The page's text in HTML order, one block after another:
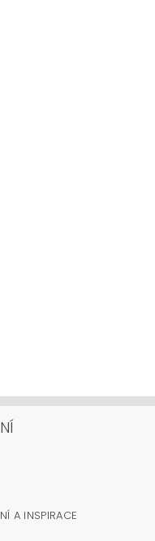
A INSPIRACE